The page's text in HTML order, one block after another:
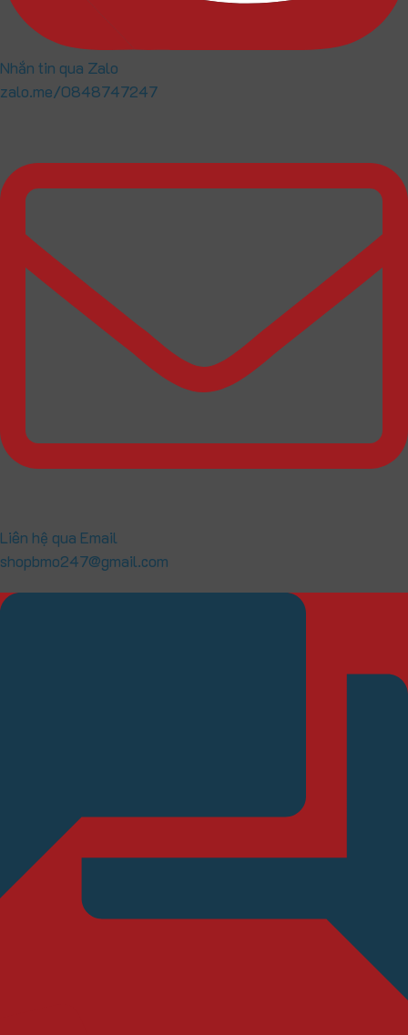
Nhắn tin qua Zalo
zalo.me/0848747247
Liên hệ qua Email
shopbmo247@gmail.com